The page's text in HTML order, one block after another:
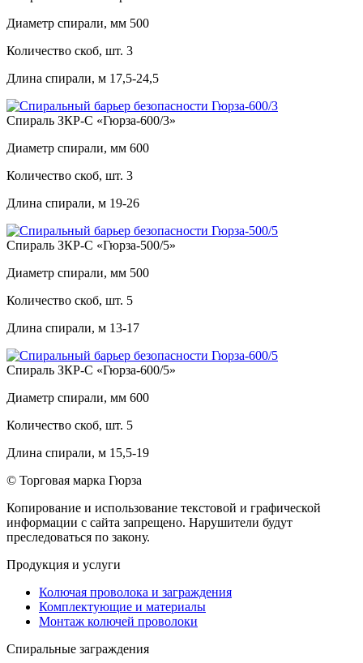
Диаметр спирали, мм 500
Количество скоб, шт. 3
Длина спирали, м 17,5-24,5
Спираль ЗКР-С «Гюрза-600/3»
Диаметр спирали, мм 600
Количество скоб, шт. 3
Длина спирали, м 19-26
Спираль ЗКР-С «Гюрза-500/5»
Диаметр спирали, мм 500
Количество скоб, шт. 5
Длина спирали, м 13-17
Спираль ЗКР-С «Гюрза-600/5»
Диаметр спирали, мм 600
Количество скоб, шт. 5
Длина спирали, м 15,5-19
© Торговая марка Гюрза
Копирование и использование текстовой и графической
информации с сайта запрещено. Нарушители будут
преследоваться по закону.
Продукция и услуги
Колючая проволока и заграждения
Комплектующие и материалы
Монтаж колючей проволоки
Спиральные заграждения